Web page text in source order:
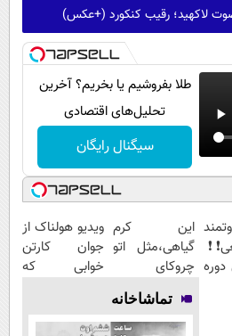
لاکهید؛ رقیب کنکورد (+عکس)
طلا بفروشیم یا بخریم؟ آخرین
تحلیل‌های اقتصادی
سیگنال رایگان
دوره
این کرم
گیاهی،مثل اتو
چروکای
پوستتوصاف
میکنه!50%تخفیف
ویدیو هولناک از
جوان کارتن
خوابی که
تماشاخانه